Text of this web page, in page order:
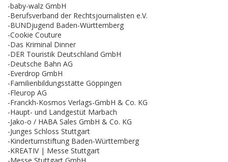
-baby-walz GmbH
-Berufsverband der Rechtsjournalisten e.V.
-BUNDjugend Baden-Württemberg
-Cookie Couture
-Das Kriminal Dinner
-DER Touristik Deutschland GmbH
-Deutsche Bahn AG
-Everdrop GmbH
-Familienbildungsstätte Göppingen
-Fleurop AG
-Franckh-Kosmos Verlags-GmbH & Co. KG
-Haupt- und Landgestüt Marbach
-Jako-o / HABA Sales GmbH & Co. KG
-Junges Schloss Stuttgart
-Kinderturnstiftung Baden-Württemberg
-KREATIV | Messe Stuttgart